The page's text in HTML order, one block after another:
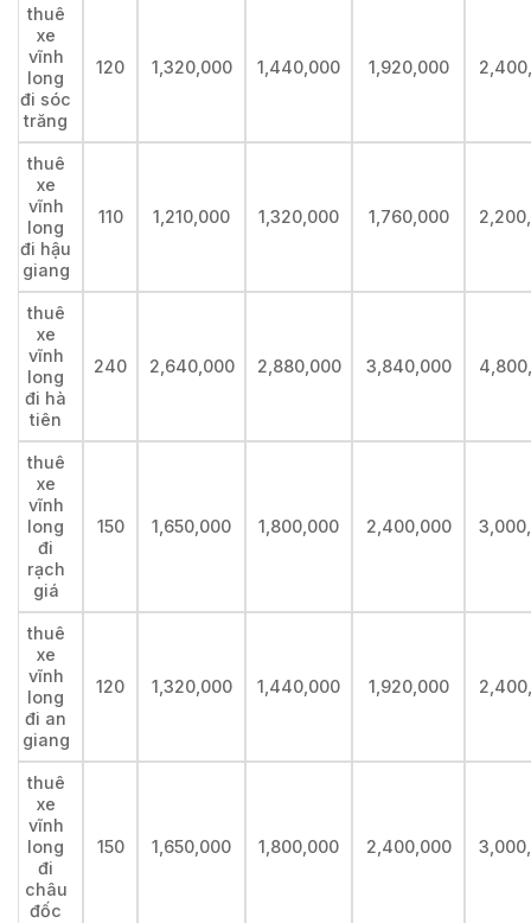
thuê
xe
vĩnh
long
đi sóc
trăng
120 1,320,000 1,440,000 1,920,000
thuê
xe
vĩnh
long
đi hậu
giang
110 1,210,000 1,320,000 1,760,000
thuê
xe
vĩnh
long
đi hà
tiên
240 2,640,000 2,880,000 3,840,000
thuê
xe
vĩnh
long
đi
rạch
giá
150 1,650,000 1,800,000 2,400,000
thuê
xe
vĩnh
long
đi an
giang
120 1,320,000 1,440,000 1,920,000
thuê
xe
vĩnh
long
đi
châu
đốc
150 1,650,000 1,800,000 2,400,000